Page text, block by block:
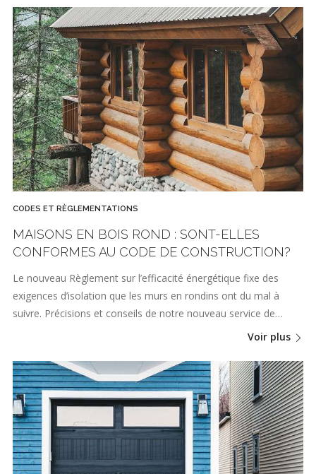
CODES ET RÈGLEMENTATIONS
MAISONS EN BOIS ROND : SONT-ELLES
CONFORMES AU CODE DE CONSTRUCTION?
Le nouveau Règlement sur l’efficacité énergétique fixe des
exigences d’isolation que les murs en rondins ont du mal à
suivre. Précisions et conseils de notre nouveau service de…
Voir plus